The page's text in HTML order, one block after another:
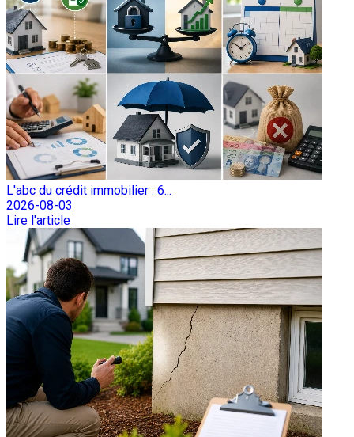
L'abc du crédit immobilier : 6...
2026-08-03
Lire l'article